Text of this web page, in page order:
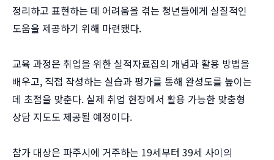
정리하고 표현하는 데 어려움을 겪는 청년들에게 실질적인
도움을 제공하기 위해 마련됐다.
교육 과정은 취업을 위한 실적자료집의 개념과 활용 방법을
배우고, 직접 작성하는 실습과 평가를 통해 완성도를 높이는
데 초점을 맞춘다. 실제 취업 현장에서 활용 가능한 맞춤형
상담 지도도 제공될 예정이다.
참가 대상은 파주시에 거주하는 19세부터 39세 사이의